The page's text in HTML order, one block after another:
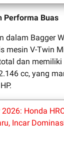
Performa Buas
dalam Bagger
mesin V-Twin
dan
cc, yang
Honda
Incar